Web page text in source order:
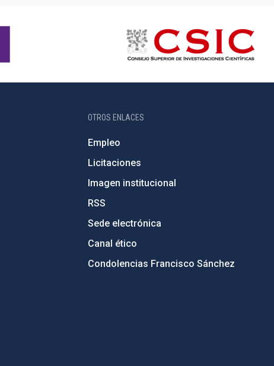
OTROS ENLACES
Empleo
Licitaciones
Imagen institucional
RSS
Sede electrónica
Canal ético
Condolencias Francisco Sánchez